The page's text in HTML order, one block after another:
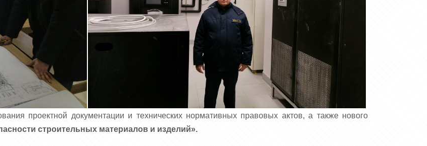
проектной документации и технических нормативных правовых актов, а также нового
строительных материалов и изделий».